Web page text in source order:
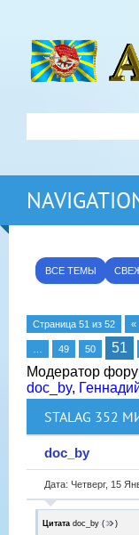
ВСЕ ТЕМЫ
Страница 51 из 52 «
49 50 51
Модератор
doc_by,
STALAG 352
doc_by
Дата: Четверг, 15
Цитата doc_by ( )